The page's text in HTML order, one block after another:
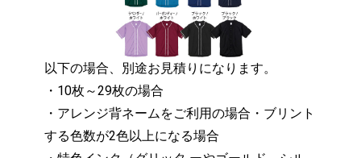
以下の場合、別途お見積りになります。
・10枚～29枚の場合
・アレンジ背ネームをご利用の場合・ブリント
する色数が2色以上になる場合